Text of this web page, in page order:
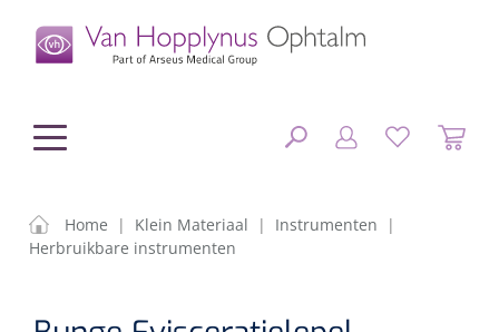
Home | Klein Materiaal | Instrumenten
|
Herbruikbare instrumenten